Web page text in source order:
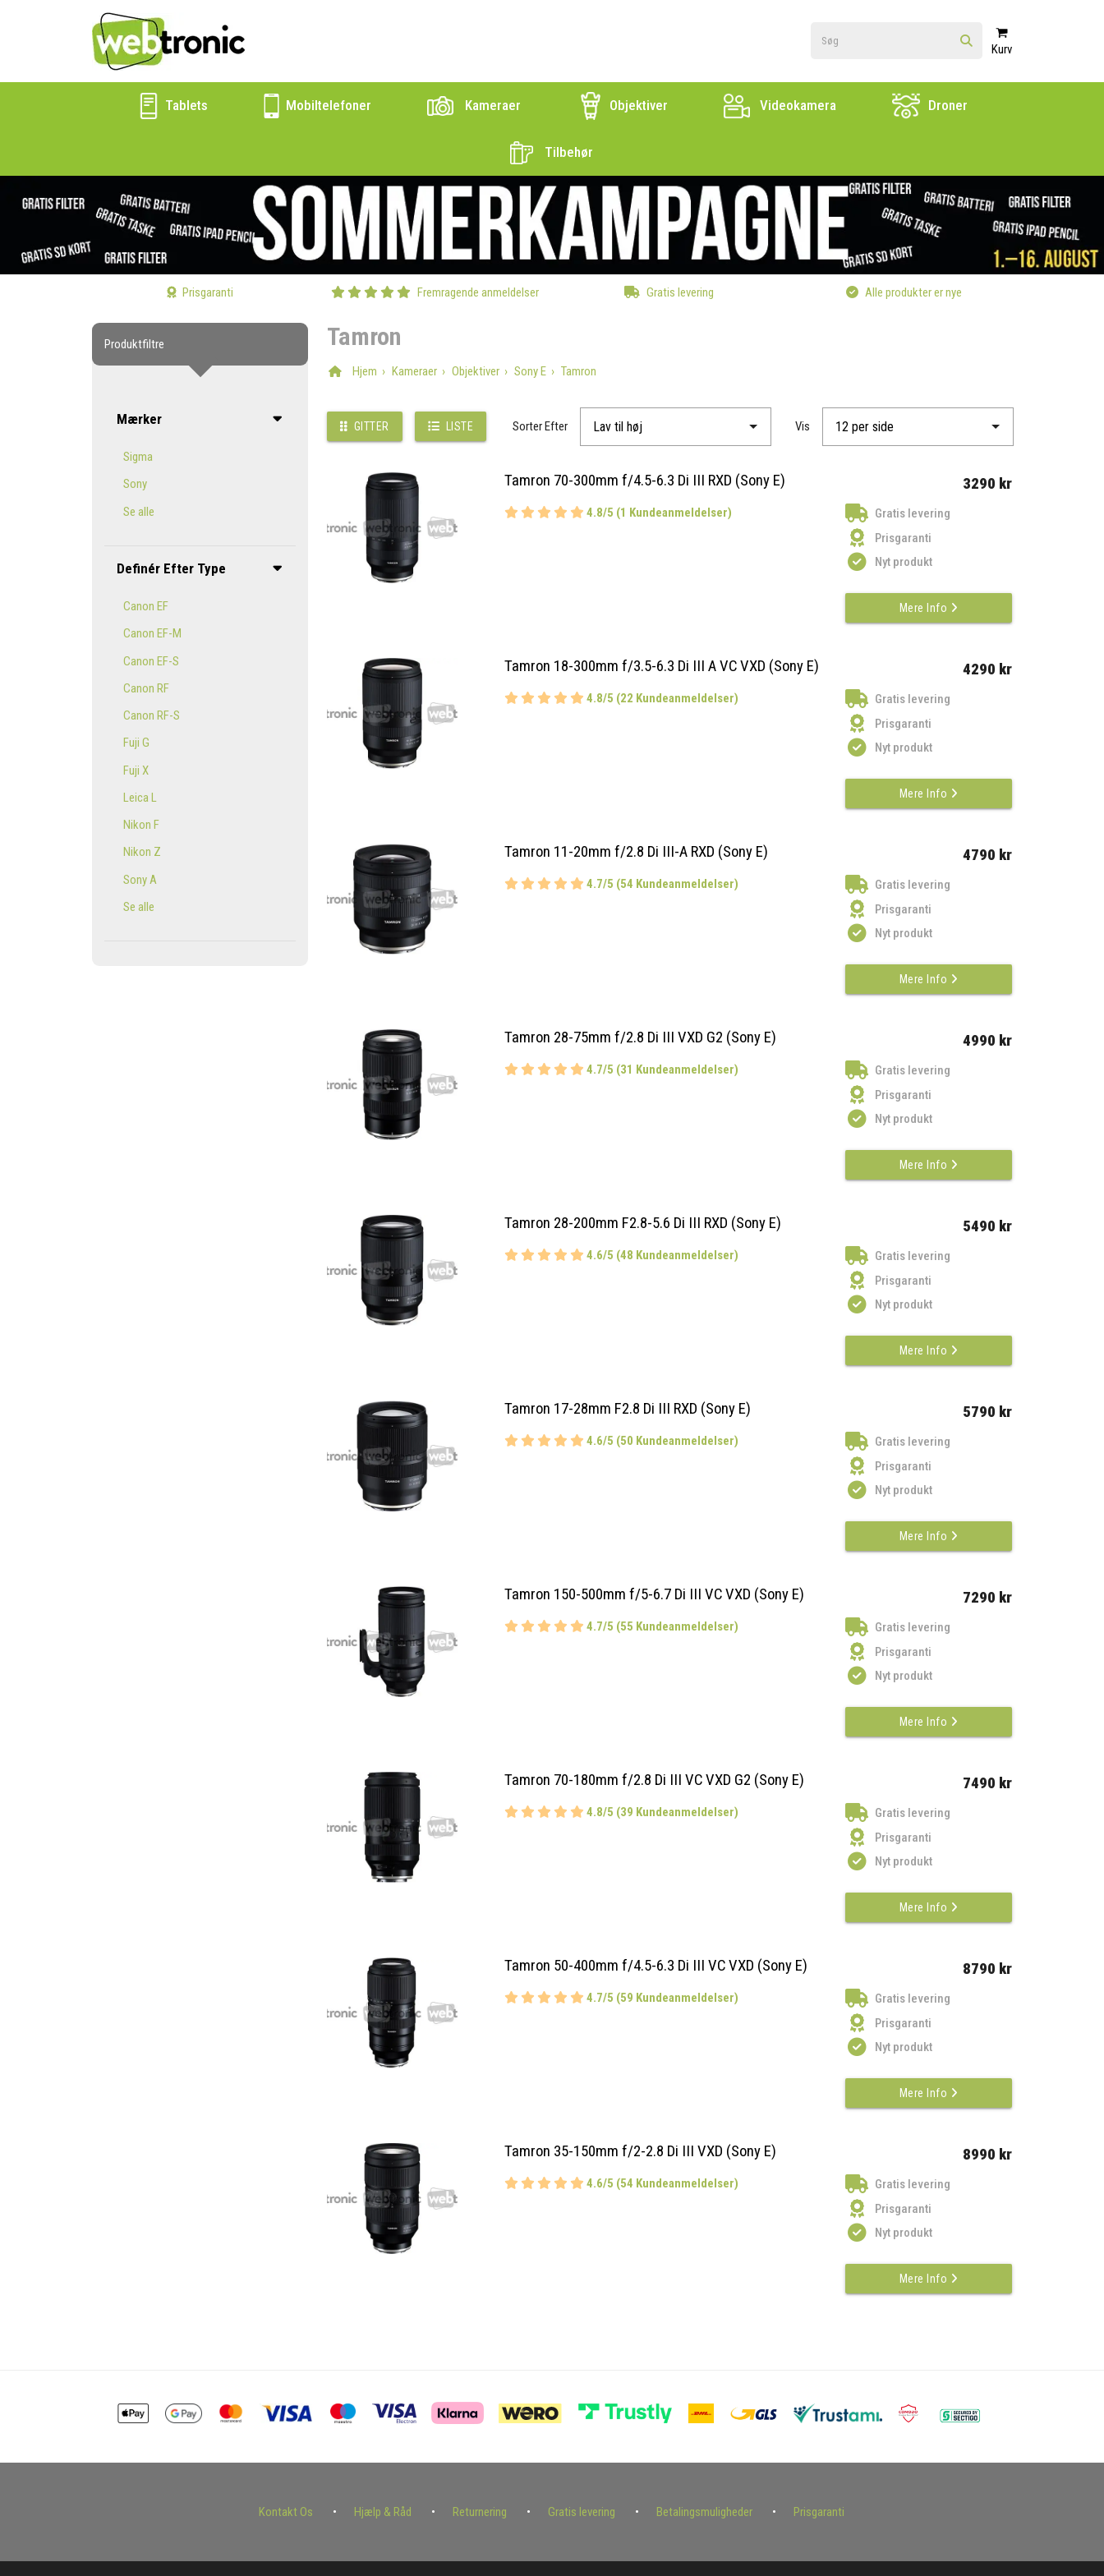
Kurv
Tablets Mobiltelefoner Kameraer Objektiver Videokamera Droner
Tilbehør
Prisgaranti Fremragende anmeldelser Gratis levering Alle produkter er nye
Produktfiltre
Mærker
Sigma
Sony
Se alle
Definér Efter Type
Canon EF
Canon EF-M
Canon EF-S
Canon RF
Canon RF-S
Fuji G
Fuji X
Leica L
Nikon F
Nikon Z
Sony A
Se alle
Tamron
Hjem Kameraer Objektiver Sony E Tamron
GITTER LISTE Sorter Efter Vis
Tamron 70-300mm f/4.5-6.3 Di III RXD (Sony E)
4.8/5 (1 Kundeanmeldelser)
3290 kr
Gratis levering
Prisgaranti
Nyt produkt
Mere Info
Tamron 18-300mm f/3.5-6.3 Di III A VC VXD (Sony E)
4.8/5 (22 Kundeanmeldelser)
4290 kr
Gratis levering
Prisgaranti
Nyt produkt
Mere Info
Tamron 11-20mm f/2.8 Di III-A RXD (Sony E)
4.7/5 (54 Kundeanmeldelser)
4790 kr
Gratis levering
Prisgaranti
Nyt produkt
Mere Info
Tamron 28-75mm f/2.8 Di III VXD G2 (Sony E)
4.7/5 (31 Kundeanmeldelser)
4990 kr
Gratis levering
Prisgaranti
Nyt produkt
Mere Info
Tamron 28-200mm F2.8-5.6 Di III RXD (Sony E)
4.6/5 (48 Kundeanmeldelser)
5490 kr
Gratis levering
Prisgaranti
Nyt produkt
Mere Info
Tamron 17-28mm F2.8 Di III RXD (Sony E)
4.6/5 (50 Kundeanmeldelser)
5790 kr
Gratis levering
Prisgaranti
Nyt produkt
Mere Info
Tamron 150-500mm f/5-6.7 Di III VC VXD (Sony E)
4.7/5 (55 Kundeanmeldelser)
7290 kr
Gratis levering
Prisgaranti
Nyt produkt
Mere Info
Tamron 70-180mm f/2.8 Di III VC VXD G2 (Sony E)
4.8/5 (39 Kundeanmeldelser)
7490 kr
Gratis levering
Prisgaranti
Nyt produkt
Mere Info
Tamron 50-400mm f/4.5-6.3 Di III VC VXD (Sony E)
4.7/5 (59 Kundeanmeldelser)
8790 kr
Gratis levering
Prisgaranti
Nyt produkt
Mere Info
Tamron 35-150mm f/2-2.8 Di III VXD (Sony E)
4.6/5 (54 Kundeanmeldelser)
8990 kr
Gratis levering
Prisgaranti
Nyt produkt
Mere Info
Kontakt Os Hjælp & Råd Returnering Gratis levering Betalingsmuligheder Prisgaranti